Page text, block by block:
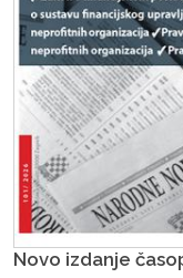
Novo izdanje